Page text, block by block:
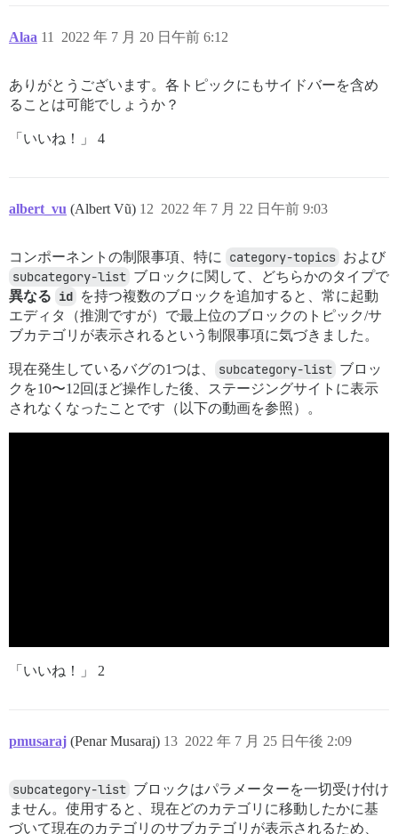
Alaa 2022 年 7 月 20 日午前 6:12
11
ありがとうございます。各トピックにもサイドバーを含め
ることは可能でしょうか？
「いいね！」 4
albert_vu (Albert Vũ) 2022 年 7 月 22 日午前 9:03
12
コンポーネントの制限事項、特に category-topics および
subcategory-list ブロックに関して、どちらかのタイプで
異なる id を持つ複数のブロックを追加すると、常に起動
エディタ（推測ですが）で最上位のブロックのトピック/サ
ブカテゴリが表示されるという制限事項に気づきました。
現在発生しているバグの1つは、 subcategory-list ブロッ
クを10〜12回ほど操作した後、ステージングサイトに表示
されなくなったことです（以下の動画を参照）。
「いいね！」 2
pmusaraj (Penar Musaraj) 2022 年 7 月 25 日午後 2:09
13
subcategory-list ブロックはパラメーターを一切受け付け
ません。使用すると、現在どのカテゴリに移動したかに基
づいて現在のカテゴリのサブカテゴリが表示されるため、